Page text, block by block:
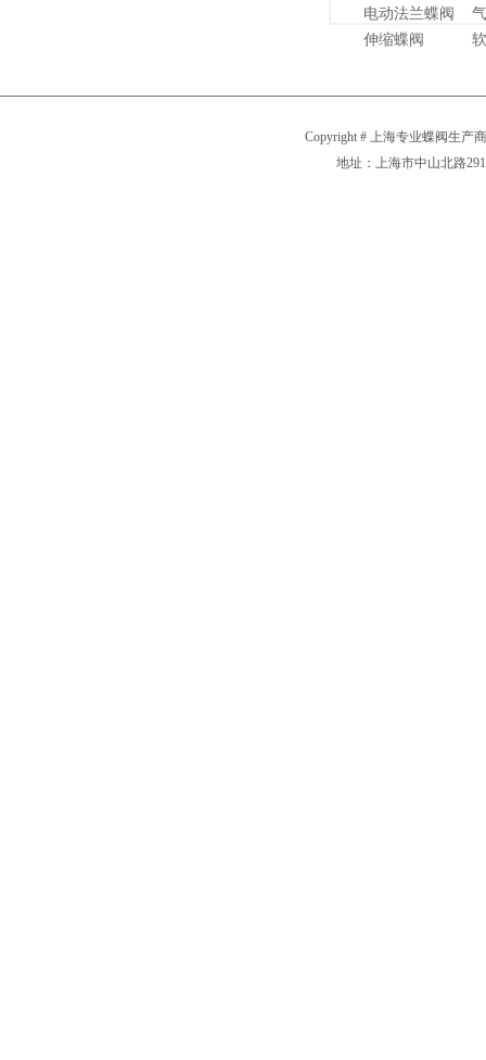
电动法兰蝶阀
伸缩蝶阀
Copyright # 上海专业蝶阀生产
地址：上海市中山北路